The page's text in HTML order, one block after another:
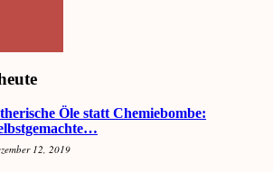
Öle statt Chemiebombe:
12, 2019